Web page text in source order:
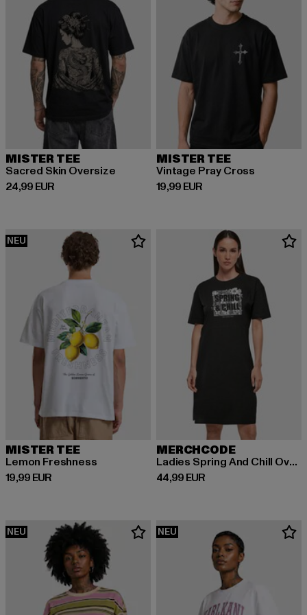
MISTER TEE
Sacred Skin Oversize
24,99 EUR
Derzeitiger Preis: 24,99 EUR
MISTER TEE
Vintage Pray Cross
19,99 EUR
Derzeitiger Preis: 19,99 EUR
NEU
MISTER TEE
Lemon Freshness
19,99 EUR
Derzeitiger Preis: 19,99 EUR
MERCHCODE
Ladies Spring And Chill Oversized Slit
44,99 EUR
Derzeitiger Preis: 44,99 EUR
NEU NEU